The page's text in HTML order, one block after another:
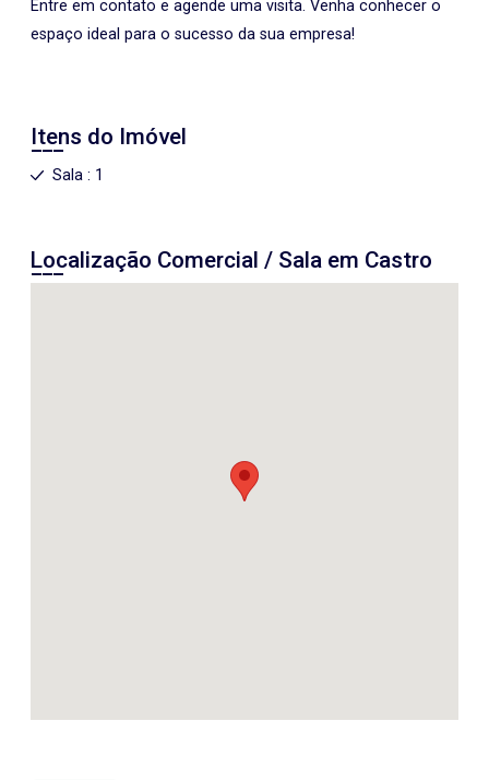
Entre em contato e agende uma visita. Venha conhecer o
espaço ideal para o sucesso da sua empresa!
Itens do Imóvel
Sala : 1
Localização Comercial / Sala em Castro